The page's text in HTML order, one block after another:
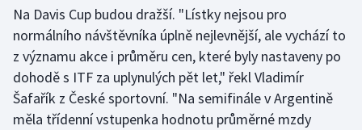
Motorsport
Olympijské hry
Parasport
Na Davis Cup budou dražší. "Lístky nejsou pro
normálního návštěvníka úplně nejlevnější, ale vychází to
z významu akce i průměru cen, které byly nastaveny po
dohodě s ITF za uplynulých pět let," řekl Vladimír
Šafařík z České sportovní. "Na semifinále v Argentině
měla třídenní vstupenka hodnotu průměrné mzdy